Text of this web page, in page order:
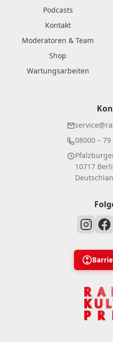
Podcasts
Kontakt
Moderatoren & Team
Shop
Wartungsarbeiten
08000 –
10717